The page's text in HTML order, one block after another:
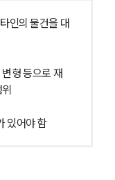
인의 물건을 대
형 등으로 재
있어야 함